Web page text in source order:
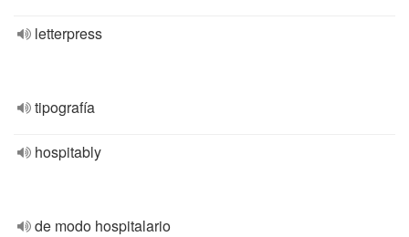
letterpress
tipografía
hospitably
de modo hospitalario